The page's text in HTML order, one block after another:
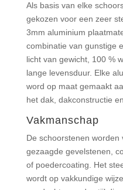
Als basis van elke
gekozen voor een zeer
3mm aluminium
combinatie van gunstige
licht van gewicht, 100 %
lange levensduur. Elke
word op maat gemaakt
het dak, dakconstructie
Vakmanschap
De schoorstenen
gezaagde gevelstenen,
of poedercoating. Het
wordt op vakkundige